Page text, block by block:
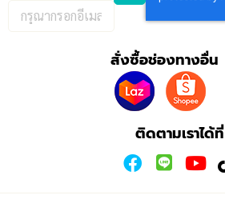
กรอก
สั่งซื้อช่องทางอื่น
ติดตามเราได้ที่